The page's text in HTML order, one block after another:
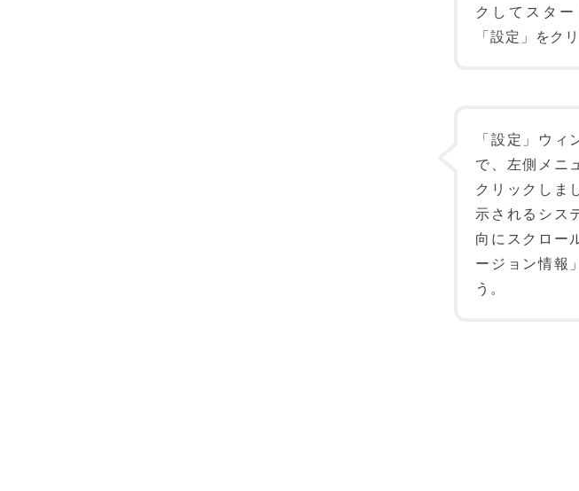
クしてスター
「設定」をク
「設定」ウ
で、左側メニ
クリックしま
示されるシス
向にスクロー
ージョン情報
う。